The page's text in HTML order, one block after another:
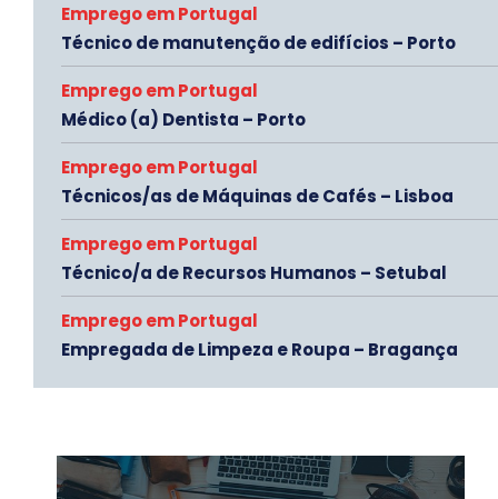
Emprego em Portugal
Técnico de manutenção de edifícios – Porto
Emprego em Portugal
Médico (a) Dentista – Porto
Emprego em Portugal
Técnicos/as de Máquinas de Cafés – Lisboa
Emprego em Portugal
Técnico/a de Recursos Humanos – Setubal
Emprego em Portugal
Empregada de Limpeza e Roupa – Bragança